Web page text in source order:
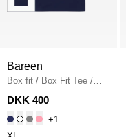
Bareen
Box fit / Box Fit Tee /
NAVY
DKK 400
+1